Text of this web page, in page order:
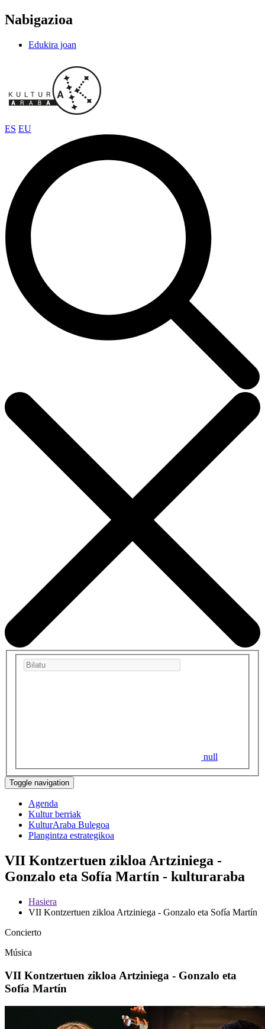
Nabigazioa
Edukira joan
ES EU
null
Toggle navigation
Agenda
Kultur berriak
KulturAraba Bulegoa
Plangintza estrategikoa
VII Kontzertuen zikloa Artziniega -
Gonzalo eta Sofía Martín - kulturaraba
Hasiera
VII Kontzertuen zikloa Artziniega - Gonzalo eta Sofía Martín
Concierto
Música
VII Kontzertuen zikloa Artziniega - Gonzalo eta
Sofía Martín